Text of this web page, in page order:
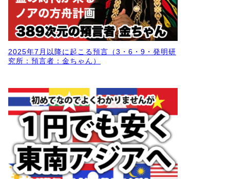
2025年7月以降に起こる預言（3・6・9・発明研
究所：預言者：金ちゃん）